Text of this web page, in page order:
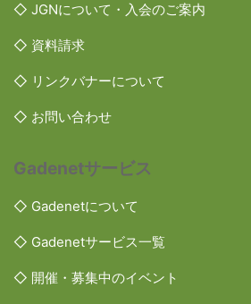
◇ JGNについて・入会のご案内
◇ 資料請求
◇ リンクバナーについて
◇ お問い合わせ
Gadenetサービス
◇ Gadenetについて
◇ Gadenetサービス一覧
◇ 開催・募集中のイベント